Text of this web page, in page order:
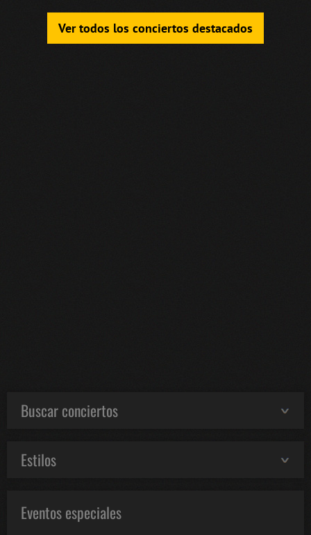
Ver todos los conciertos destacados
Buscar conciertos
Estilos
Eventos especiales